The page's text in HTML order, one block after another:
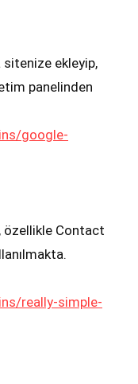
sitenize ekleyip,
panelinden
google-
özellikle Contact
really-simple-